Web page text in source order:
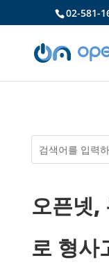
02-581-
오픈넷,
로 형사